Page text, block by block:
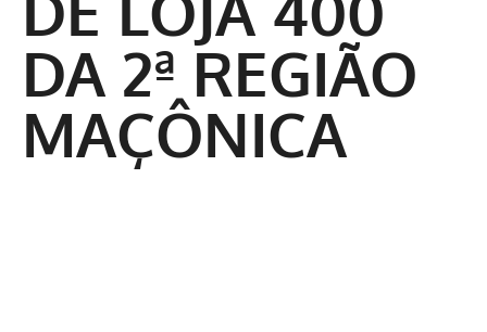
DA 2ª REGIÃO
MAÇÔNICA